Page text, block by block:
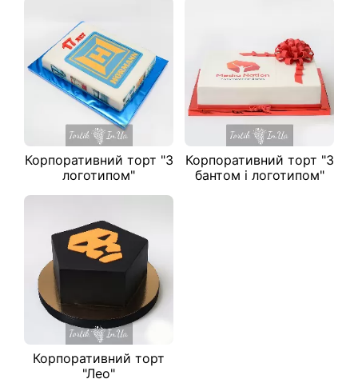
Корпоративний торт "З
логотипом"
Корпоративний торт "З
бантом і логотипом"
Корпоративний торт
"Лео"